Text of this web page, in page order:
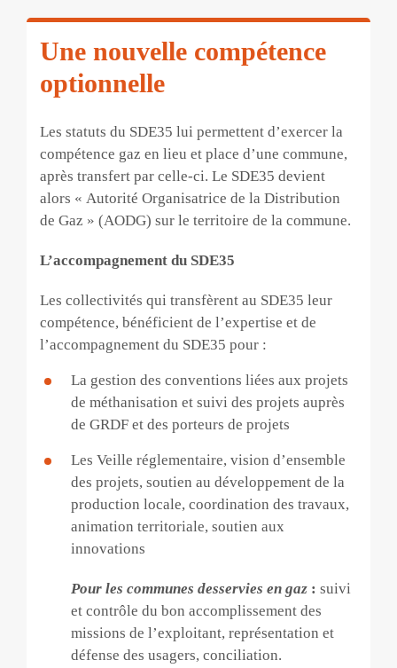
Une nouvelle compétence
optionnelle
Les statuts du SDE35 lui permettent d’exercer la
compétence gaz en lieu et place d’une commune,
après transfert par celle-ci. Le SDE35 devient
alors « Autorité Organisatrice de la Distribution
de Gaz » (AODG) sur le territoire de la commune.
L’accompagnement du SDE35
Les collectivités qui transfèrent au SDE35 leur
compétence, bénéficient de l’expertise et de
l’accompagnement du SDE35 pour :
La gestion des conventions liées aux projets
de méthanisation et suivi des projets auprès
de GRDF et des porteurs de projets
Les Veille réglementaire, vision d’ensemble
des projets, soutien au développement de la
production locale, coordination des travaux,
animation territoriale, soutien aux
innovations
Pour les communes desservies en gaz : suivi
et contrôle du bon accomplissement des
missions de l’exploitant, représentation et
défense des usagers, conciliation.